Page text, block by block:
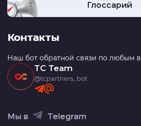
Глоссарий
Контакты
Наш бот обратной связи по любым
TC Team
@tcpartners_bot
Мы в Telegram